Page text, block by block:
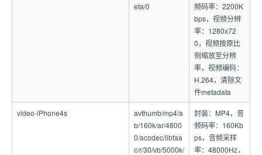
eta/0
频码率：2200K
bps，视频分辨
率：1280x72
0，视频按原比
例缩放至分辨
率，视频编码：
H.264，清除文
件metadata
video-iPhone4s
avthumb/mp4/a
b/160k/ar/4800
0/acodec/libfaa
c/r/30/vb/5000k/
封装：MP4，音
频码率：160Kb
ps，音频采样
率：48000Hz，